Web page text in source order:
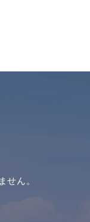
せん。